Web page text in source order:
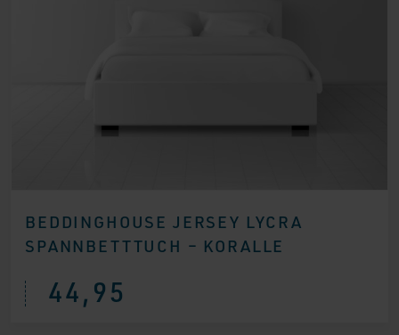
BEDDINGHOUSE JERSEY LYCRA
SPANNBETTTUCH – KORALLE
44,95